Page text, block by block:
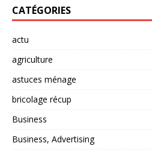
CATÉGORIES
actu
agriculture
astuces ménage
bricolage récup
Business
Business, Advertising